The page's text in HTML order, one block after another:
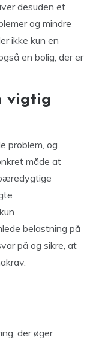
desuden et
og mindre
ikke kun en
en bolig, der er
vigtig
problem, og
måde at
belastning på
på og sikre, at
der øger